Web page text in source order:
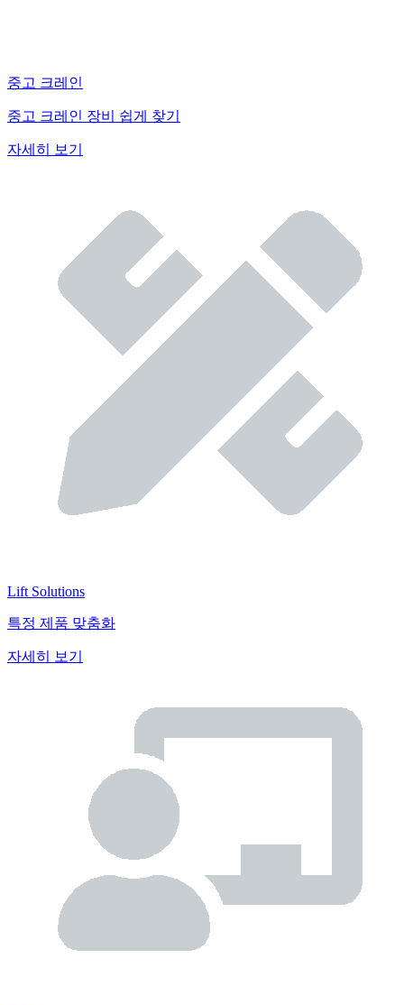
중고 크레인
중고 크레인 장비 쉽게 찾기
자세히 보기
Lift Solutions
특정 제품 맞춤화
자세히 보기